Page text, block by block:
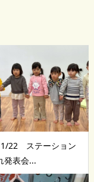
1/22 ステーション
発表会...